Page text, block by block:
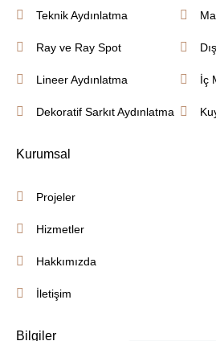
Teknik Aydınlatma
Ray ve Ray Spot
Lineer Aydınlatma
Dekoratif Sarkıt Aydınlatma
İç
Kurumsal
Projeler
Hizmetler
Hakkımızda
İletişim
Bilgiler